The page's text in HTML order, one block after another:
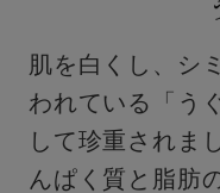
肌を白くし、シ
われている「う
して珍重されま
んぱく質と脂肪